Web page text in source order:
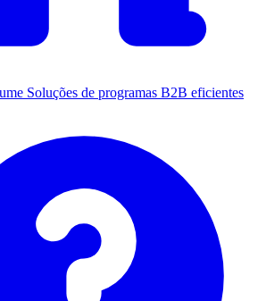
Soluções de programas B2B eficientes